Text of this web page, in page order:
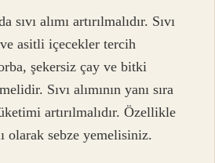
alımı artırılmalıdır. Sıvı
asitli içecekler tercih
şekersiz çay ve bitki
Sıvı alımının yanı sıra
artırılmalıdır. Özellikle
olarak sebze yemelisiniz.